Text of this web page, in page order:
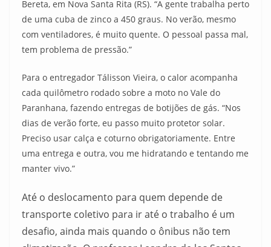
Bereta, em Nova Santa Rita (RS). “A gente trabalha perto
de uma cuba de zinco a 450 graus. No verão, mesmo
com ventiladores, é muito quente. O pessoal passa mal,
tem problema de pressão.”
Para o entregador Tálisson Vieira, o calor acompanha
cada quilômetro rodado sobre a moto no Vale do
Paranhana, fazendo entregas de botijões de gás. “Nos
dias de verão forte, eu passo muito protetor solar.
Preciso usar calça e coturno obrigatoriamente. Entre
uma entrega e outra, vou me hidratando e tentando me
manter vivo.”
Até o deslocamento para quem depende de
transporte coletivo para ir até o trabalho é um
desafio, ainda mais quando o ônibus não tem